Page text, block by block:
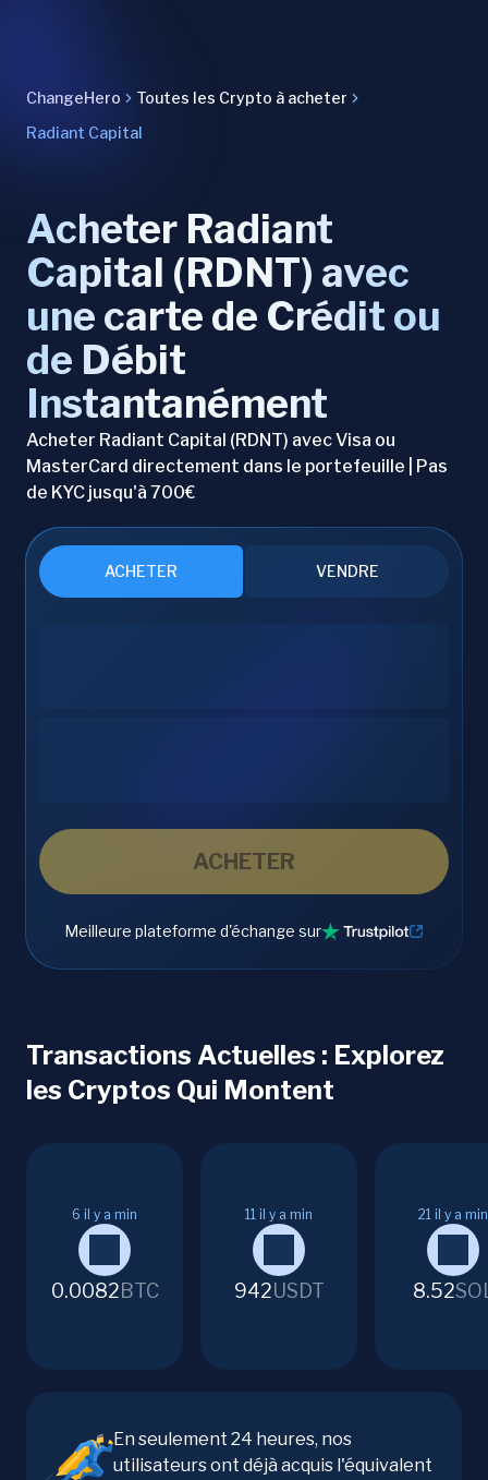
ChangeHero
Toutes les Crypto à acheter
Radiant Capital
Acheter Radiant
Capital (RDNT) avec
une carte de Crédit ou
de Débit
Instantanément
Acheter Radiant Capital (RDNT) avec Visa ou
MasterCard directement dans le portefeuille | Pas
de KYC jusqu'à 700€
ACHETER VENDRE
ACHETER
Meilleure plateforme d'échange sur
Transactions Actuelles : Explorez
les Cryptos Qui Montent
6 il y a min
0.0082BTC
11 il y a min
942USDT
21 il y a min
8.52
En seulement 24 heures, nos
utilisateurs ont déjà acquis l'équivalent